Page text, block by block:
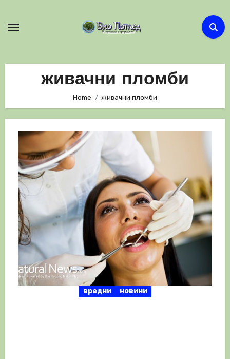
живачни пломби
Home живачни пломби
вредни новини